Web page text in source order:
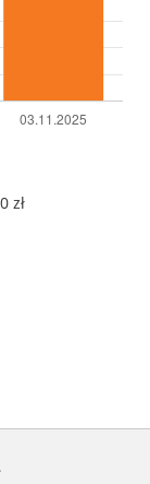
zł